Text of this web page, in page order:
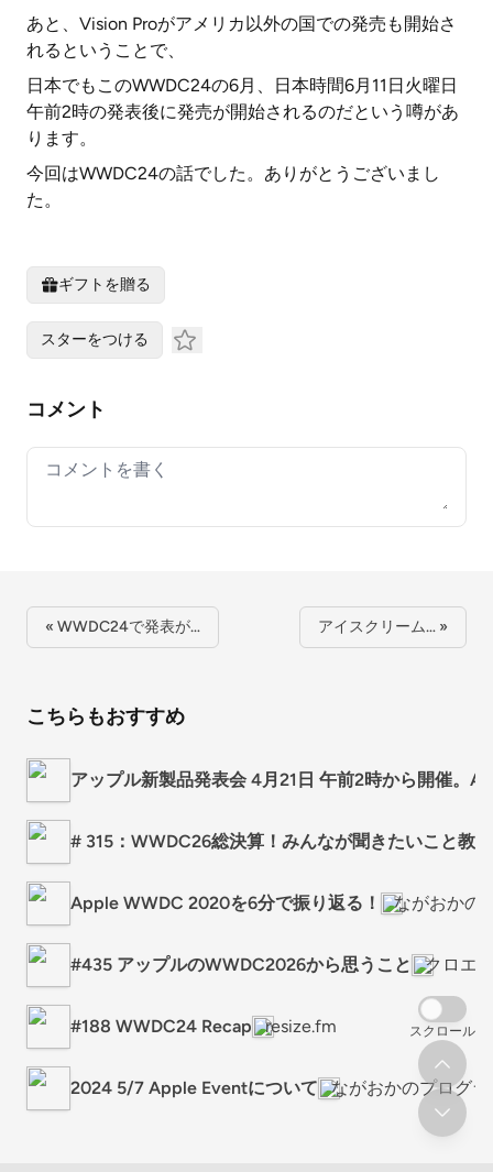
あと、Vision Proがアメリカ以外の国での発売も開始さ
れるということで、
日本でもこのWWDC24の6月、日本時間6月11日火曜日
午前2時の発表後に発売が開始されるのだという噂があ
ります。
今回はWWDC24の話でした。ありがとうございまし
た。
ギフトを贈る
スターをつける
コメント
Your comment
« WWDC24で発表が… アイスクリーム… »
こちらもおすすめ
アップル新製品発表会 4月21日 午前2時から開催。
# 315：WWDC26総決算！みんなが聞きたいこと教
Apple WWDC 2020を6分で振り返る！ ながおかの
#435 アップルのWWDC2026から思うこと クロエ
#188 WWDC24 Recap resize.fm
2024 5/7 Apple Eventについて ながおかのプログ
スクロール